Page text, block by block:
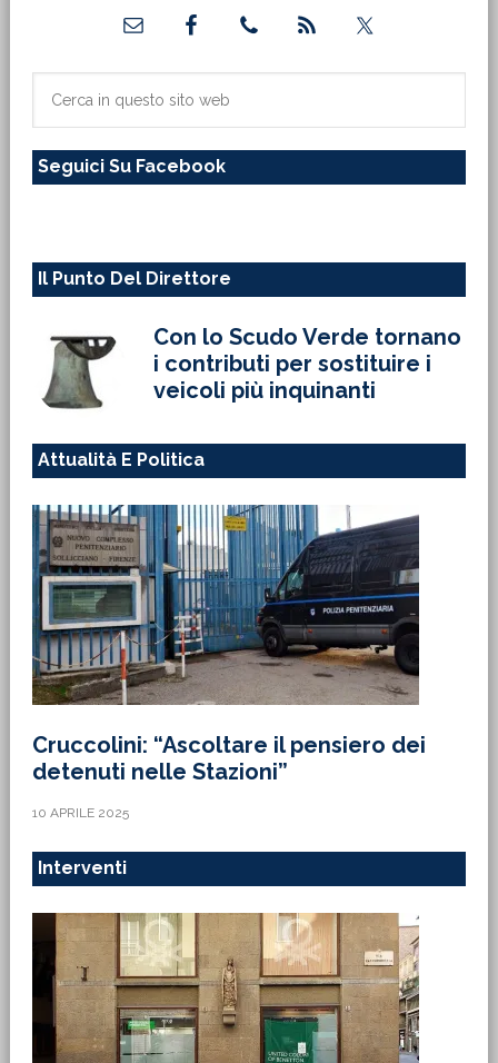
primaria
sito
Seguici Su Facebook
Il Punto Del Direttore
Con lo Scudo Verde tornano
i contributi per sostituire i
veicoli più inquinanti
Attualità E Politica
Cruccolini: “Ascoltare il pensiero dei
detenuti nelle Stazioni”
10 APRILE 2025
Interventi